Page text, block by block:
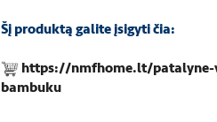
Šį produktą galite įsigyti čia:
https://nmfhome.lt/
bambuku